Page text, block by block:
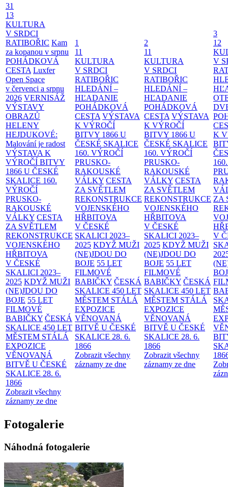
31
13
KULTURA
V SRDCI
RATIBOŘIC Kam
za kopanou v srpnu
POHÁDKOVÁ
CESTA Luxfer
Open Space
v červenci a srpnu
2026 VERNISÁŽ
VÝSTAVY
OBRAZŮ
HELENY
HEJDUKOVÉ:
Malování je radost
VÝSTAVA K
VÝROČÍ BITVY
1866 U ČESKÉ
SKALICE 160.
VÝROČÍ
PRUSKO-
RAKOUSKÉ
VÁLKY CESTA
ZA SVĚTLEM
REKONSTRUKCE
VOJENSKÉHO
HŘBITOVA
V ČESKÉ
SKALICI 2023–
2025 KDYŽ MUŽI
(NE)JDOU DO
BOJE 55 LET
FILMOVÉ
BABIČKY ČESKÁ
SKALICE 450 LET
MĚSTEM STÁLÁ
EXPOZICE
VĚNOVANÁ
BITVĚ U ČESKÉ
SKALICE 28. 6.
1866
Zobrazit všechny
záznamy ze dne
1
11
KULTURA
V SRDCI
RATIBOŘIC
HLEDÁNÍ –
HĽADANIE
POHÁDKOVÁ
CESTA VÝSTAVA
K VÝROČÍ
BITVY 1866 U
ČESKÉ SKALICE
160. VÝROČÍ
PRUSKO-
RAKOUSKÉ
VÁLKY CESTA
ZA SVĚTLEM
REKONSTRUKCE
VOJENSKÉHO
HŘBITOVA
V ČESKÉ
SKALICI 2023–
2025 KDYŽ MUŽI
(NE)JDOU DO
BOJE 55 LET
FILMOVÉ
BABIČKY ČESKÁ
SKALICE 450 LET
MĚSTEM STÁLÁ
EXPOZICE
VĚNOVANÁ
BITVĚ U ČESKÉ
SKALICE 28. 6.
1866
Zobrazit všechny
záznamy ze dne
2
11
KULTURA
V SRDCI
RATIBOŘIC
HLEDÁNÍ –
HĽADANIE
POHÁDKOVÁ
CESTA VÝSTAVA
K VÝROČÍ
BITVY 1866 U
ČESKÉ SKALICE
160. VÝROČÍ
PRUSKO-
RAKOUSKÉ
VÁLKY CESTA
ZA SVĚTLEM
REKONSTRUKCE
VOJENSKÉHO
HŘBITOVA
V ČESKÉ
SKALICI 2023–
2025 KDYŽ MUŽI
(NE)JDOU DO
BOJE 55 LET
FILMOVÉ
BABIČKY ČESKÁ
SKALICE 450 LET
MĚSTEM STÁLÁ
EXPOZICE
VĚNOVANÁ
BITVĚ U ČESKÉ
SKALICE 28. 6.
1866
Zobrazit všechny
záznamy ze dne
3
12
V
K
ZA
V
Fotogalerie
Náhodná fotogalerie